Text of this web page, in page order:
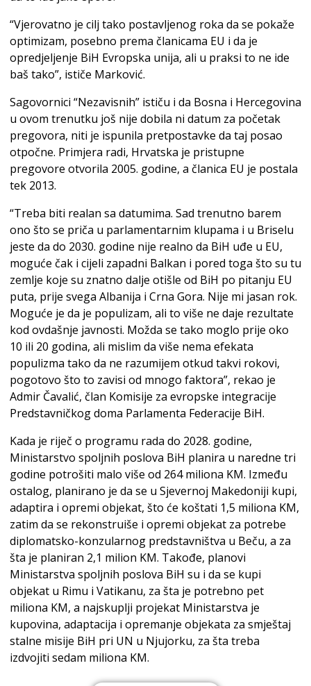
“Vjerovatno je cilj tako postavljenog roka da se pokaže
optimizam, posebno prema članicama EU i da je
opredjeljenje BiH Evropska unija, ali u praksi to ne ide
baš tako”, ističe Marković.
Sagovornici “Nezavisnih” ističu i da Bosna i Hercegovina
u ovom trenutku još nije dobila ni datum za početak
pregovora, niti je ispunila pretpostavke da taj posao
otpočne. Primjera radi, Hrvatska je pristupne
pregovore otvorila 2005. godine, a članica EU je postala
tek 2013.
“Treba biti realan sa datumima. Sad trenutno barem
ono što se priča u parlamentarnim klupama i u Briselu
jeste da do 2030. godine nije realno da BiH uđe u EU,
moguće čak i cijeli zapadni Balkan i pored toga što su tu
zemlje koje su znatno dalje otišle od BiH po pitanju EU
puta, prije svega Albanija i Crna Gora. Nije mi jasan rok.
Moguće je da je populizam, ali to više ne daje rezultate
kod ovdašnje javnosti. Možda se tako moglo prije oko
10 ili 20 godina, ali mislim da više nema efekata
populizma tako da ne razumijem otkud takvi rokovi,
pogotovo što to zavisi od mnogo faktora”, rekao je
Admir Čavalić, član Komisije za evropske integracije
Predstavničkog doma Parlamenta Federacije BiH.
Kada je riječ o programu rada do 2028. godine,
Ministarstvo spoljnih poslova BiH planira u naredne tri
godine potrošiti malo više od 264 miliona KM. Između
ostalog, planirano je da se u Sjevernoj Makedoniji kupi,
adaptira i opremi objekat, što će koštati 1,5 miliona KM,
zatim da se rekonstruiše i opremi objekat za potrebe
diplomatsko-konzularnog predstavništva u Beču, a za
šta je planiran 2,1 milion KM. Takođe, planovi
Ministarstva spoljnih poslova BiH su i da se kupi
objekat u Rimu i Vatikanu, za šta je potrebno pet
miliona KM, a najskuplji projekat Ministarstva je
kupovina, adaptacija i opremanje objekata za smještaj
stalne misije BiH pri UN u Njujorku, za šta treba
izdvojiti sedam miliona KM.